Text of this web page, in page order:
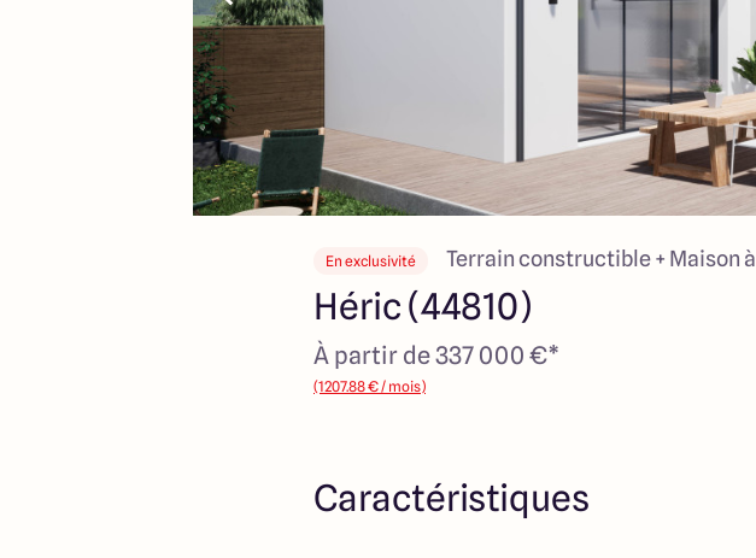
En exclusivité Terrain constructible + Maison à
Héric (44810)
À partir de 337 000 €*
(1207.88 € / mois)
Caractéristiques